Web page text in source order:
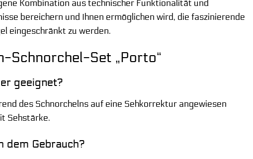
Kombination aus technischer Funktionalität und
bereichern und Ihnen ermöglichen wird, die faszinierende
eingeschränkt zu werden.
Schnorchel-Set „Porto“
geeignet?
des Schnorchelns auf eine Sehkorrektur angewiesen
Sehstärke.
dem Gebrauch?